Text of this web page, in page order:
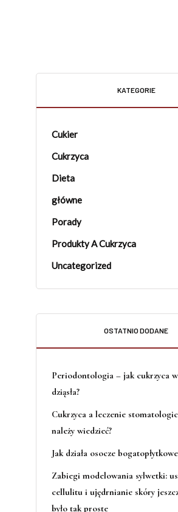
KATEGORIE
Cukier
Cukrzyca
Dieta
główne
Porady
Produkty A Cukrzyca
Uncategorized
OSTATNIO DODANE
Periodontologia – jak cukrzyca
dziąsła?
Cukrzyca a leczenie
należy wiedzieć?
Jak działa osocze
Zabiegi modelowania sylwetki:
cellulitu i ujędrnianie skóry
było tak proste